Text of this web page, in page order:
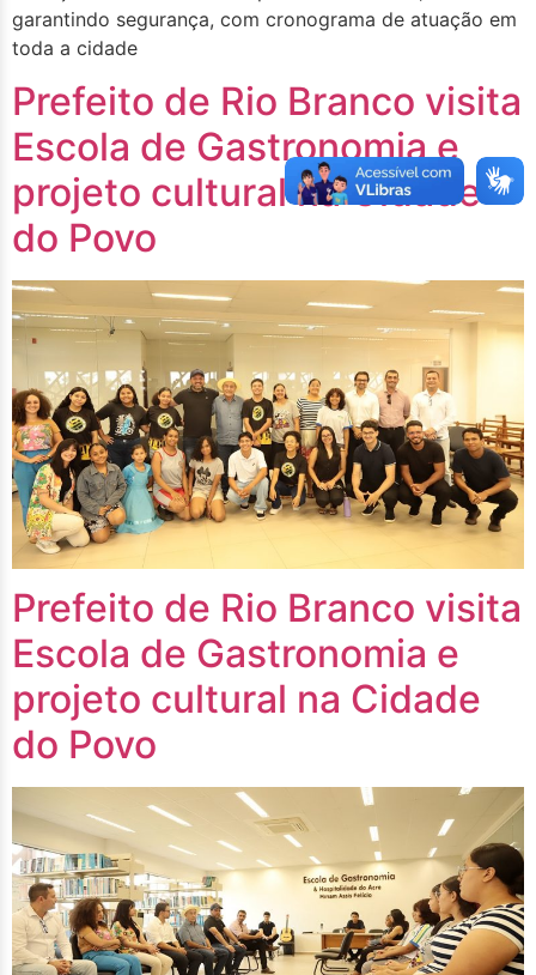
garantindo segurança, com cronograma de atuação em
toda a cidade
Prefeito de Rio Branco visita
Escola de Gastronomia e
projeto cultural na Cidade
do Povo
Prefeito de Rio Branco visita
Escola de Gastronomia e
projeto cultural na Cidade
do Povo